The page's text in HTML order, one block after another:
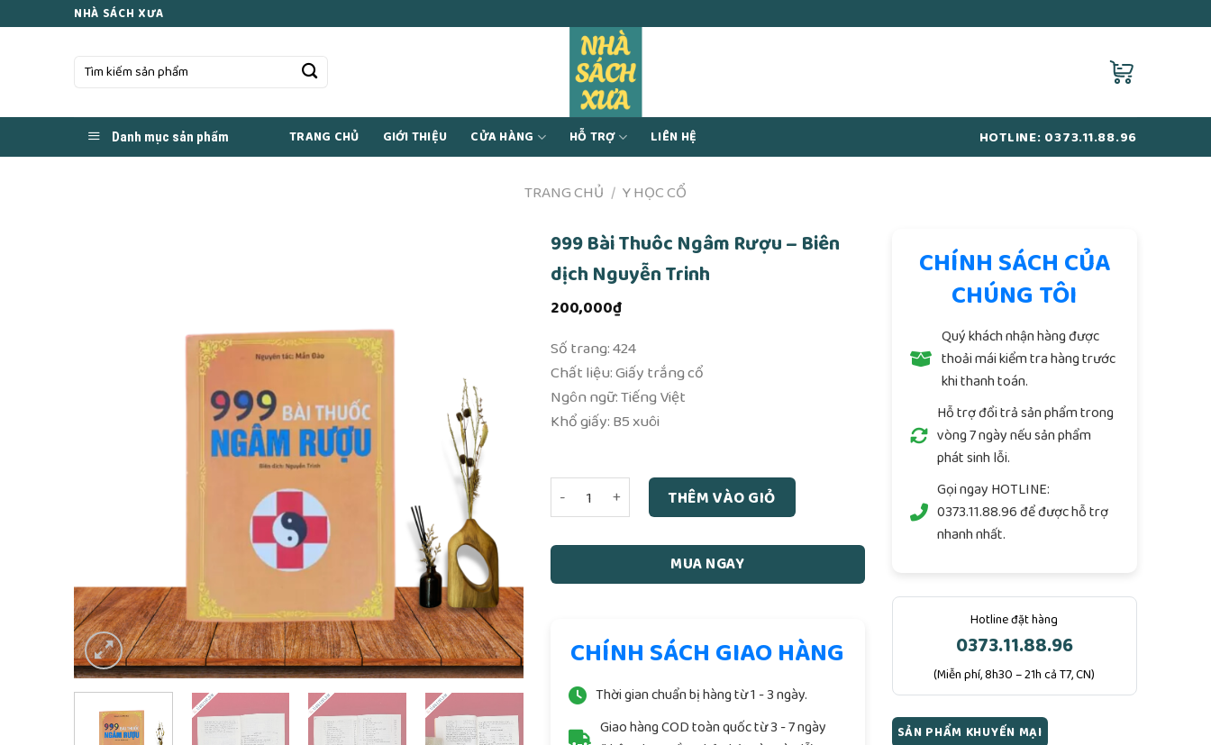
NHÀ SÁCH XƯA
Tìm
Danh mục sản phẩm TRANG CHỦ GIỚI THIỆU CỬA HÀNG HỖ TRỢ LIÊN HỆ HOTLINE: 0373.11.88.96
TRANG CHỦ / Y HỌC CỔ
999 Bài Thuôc Ngâm Rượu – Biên
dịch Nguyễn Trinh
200,000₫
Số trang: 424
Chất liệu: Giấy trắng cổ
Ngôn ngữ: Tiếng Việt
Khổ giấy: B5 xuôi
999 Bài Thuôc Ngâm Rượu - Biên dịch Nguyễn Trinh số lượng
THÊM VÀO GIỎ
MUA NGAY
CHÍNH SÁCH GIAO HÀNG
Thời gian chuẩn bị hàng từ 1 - 3 ngày.
Giao hàng COD toàn quốc từ 3 - 7 ngày
CHÍNH SÁCH CỦA
CHÚNG TÔI
Quý khách nhận hàng được
thoải mái kiểm tra hàng trước
khi thanh toán.
Hỗ trợ đổi trả sản phẩm trong
vòng 7 ngày nếu sản phẩm
phát sinh lỗi.
Gọi ngay HOTLINE:
0373.11.88.96để được hỗ trợ
nhanh nhất.
Hotline đặt hàng
0373.11.88.96
(Miễn phí, 8h30 – 21h cả T7, CN)
SẢN PHẨM KHUYẾN MẠI